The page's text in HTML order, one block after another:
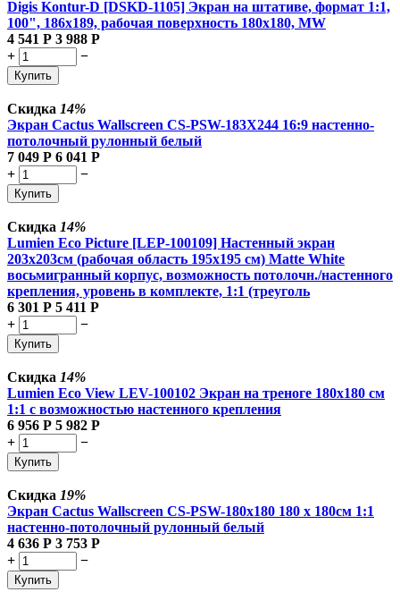
Digis Kontur-D [DSKD-1105] Экран на штативе, формат 1:1,
100", 186x189, рабочая поверхность 180x180, MW
4 541 Р 3 988 Р
+
−
Купить
Скидка 14%
Экран Cactus Wallscreen CS-PSW-183X244 16:9 настенно-
потолочный рулонный белый
7 049 Р 6 041 Р
+
−
Купить
Скидка 14%
Lumien Eco Picture [LEP-100109] Настенный экран
203х203см (рабочая область 195х195 см) Matte White
восьмигранный корпус, возможность потолочн./настенного
крепления, уровень в комплекте, 1:1 (треуголь
6 301 Р 5 411 Р
+
−
Купить
Скидка 14%
Lumien Eco View LEV-100102 Экран на треноге 180x180 см
1:1 с возможностью настенного крепления
6 956 Р 5 982 Р
+
−
Купить
Скидка 19%
Экран Cactus Wallscreen CS-PSW-180x180 180 x 180см 1:1
настенно-потолочный рулонный белый
4 636 Р 3 753 Р
+
−
Купить